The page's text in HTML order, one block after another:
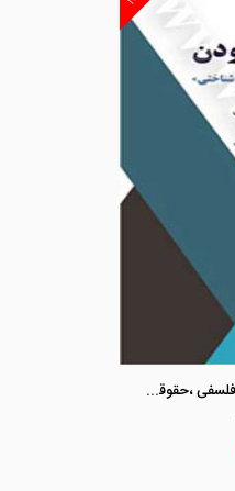
حق بر متفاوت بودن «رهیافت های فلسفی ،حقوقی و جرم شناختی»